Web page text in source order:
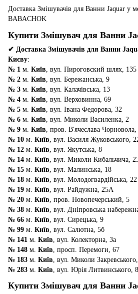
Доставка Змішувачів для Ванни Jaquar у
BABACHOK
Купити Змішувач для Ванни
✔ Доставка Змішувачів для Ванни
Києву:
№ 1 м. Київ , вул. Пироговский шлях, 135
№ 2 м. Київ , вул. Бережанська, 9
№ 3 м. Київ , вул. Калачівська, 13
№ 4 м. Київ , вул. Верховинна, 69
№ 5 м. Київ , вул. Івана Федорова, 32
№ 6 м. Київ , вул. Миколи Василенка, 2
№ 9 м. Київ , пров. В'ячеслава Чорновола,
№ 10 м. Київ , вул. Василя Жуковського,
№ 12 м. Київ , вул. Якутська, 8
№ 14 м. Київ , вул. Миколи Кибальчича,
№ 15 м. Київ , вул. Малинська, 18
№ 18 м. Київ , вул. Молодогвардійська, 22
№ 19 м. Київ , вул. Райдужна, 25А
№ 20 м. Київ , пров. Новопечерський, 5
№ 38 м. Київ , вул. Дніпровська
№ 66 м. Київ , вул. Сирецька, 9
№ 99 м. Київ , вул. Салютна, 5б
№ 141 м. Київ , вул. Колекторна, 3а
№ 148 м. Київ , просп. Перемоги, 67
№ 183 м. Київ , вул. Миколи
№ 283 м. Київ , вул. Юрія Литвинського,
Купити Змішувач для Ванни